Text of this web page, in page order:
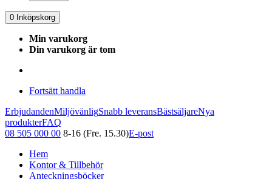
0 Inköpskorg
Min varukorg
Din varukorg är tom
Fortsätt handla
ErbjudandenMiljövänligSnabb leveransBästsäljareNya
produkterFAQ
08 505 000 00 8-16 (Fre. 15.30)E-post
Hem
Kontor & Tillbehör
Anteckningsböcker